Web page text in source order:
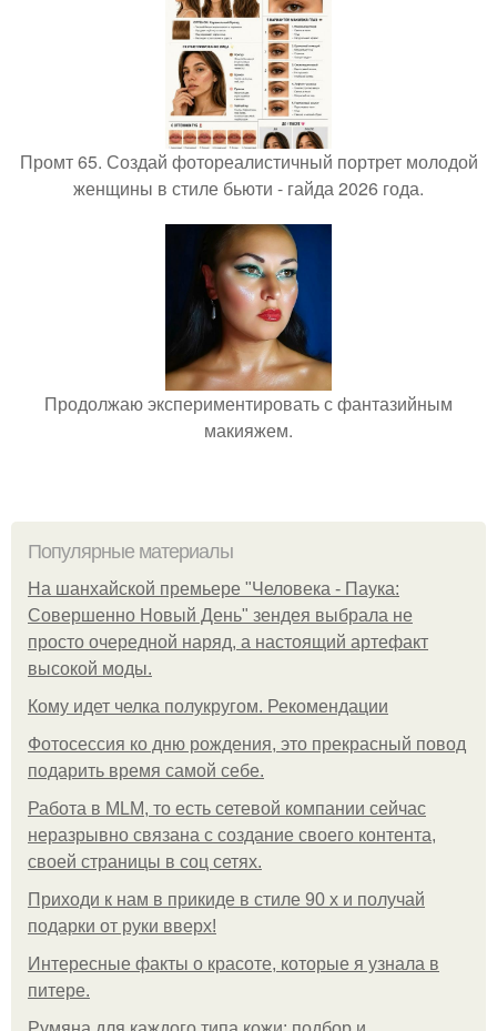
Промт 65. Создай фотореалистичный портрет молодой
женщины в стиле бьюти - гайда 2026 года.
Продолжаю экспериментировать с фантазийным
макияжем.
Популярные материалы
На шанхайской премьере "Человека - Паука:
Совершенно Новый День" зендея выбрала не
просто очередной наряд, а настоящий артефакт
высокой моды.
Кому идет челка полукругом. Рекомендации
Фотосессия ко дню рождения, это прекрасный повод
подарить время самой себе.
Работа в MLM, то есть сетевой компании сейчас
неразрывно связана с создание своего контента,
своей страницы в соц сетях.
Приходи к нам в прикиде в стиле 90 х и получай
подарки от руки вверх!
Интересные факты о красоте, которые я узнала в
питере.